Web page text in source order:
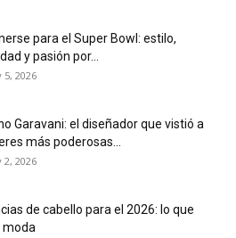
para el Super Bowl: estilo,
y pasión por...
2026
Garavani: el diseñador que vistió a
más poderosas...
2026
de cabello para el 2026: lo que
moda